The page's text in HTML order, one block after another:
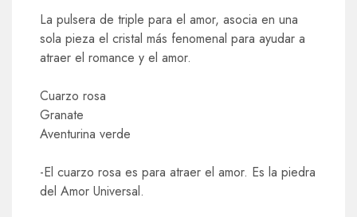
La pulsera de triple para el amor, asocia en una
sola pieza el cristal más fenomenal para ayudar a
atraer el romance y el amor.
Cuarzo rosa
Granate
Aventurina verde
-El cuarzo rosa es para atraer el amor. Es la piedra
del Amor Universal.